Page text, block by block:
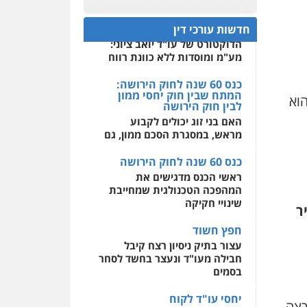
ומעצרים סייבר ניהול
משברים פליליים
0506355388
עו"ד דרוויש נאשף
פלילי פשיעה חמורה
אדם
0527448141
חליל ביאדי – משרד
עורכי דין
פלילי דיני תעבורה מעצרים
וחקירות
אסירים
0509636895
עו"ד איהאב זבידאת
0522508109
אחסון אתרים
מהירות הגנה גיבוי
לעורכי דין
מרכז התחלה חדשה
אסירים עבירות מין
דין
0544500346
חדשות עורכי דין
תנו וקחו
הדוקטורט של עו"ד יואב ציוני:
מע"מ ומוסדות ללא כוונת רווח
כנס 60 שנה לחוק הירושה:
המתח שבין חוק יחסי ממון
לבין חוק הירושה
האם בני זוג יכולים לקבוע
מראש, במסגרת הסכם ממון, גם
כנס 60 שנה לחוק הירושה
ראשי הכנס מדגישים את
המהפכה הטכנולגית שמחייבת
שינויי חקיקה
חפץ חשוד
עצור בתיק ניסיון רצח קיבל
חבילה מעו"ד ונעצר בחשד לסחר
בסמים
יחסי עו"ד לקוח